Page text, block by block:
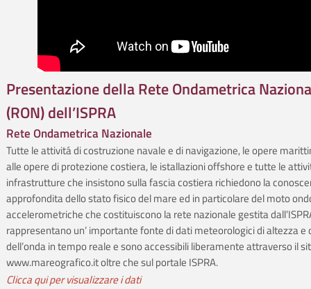
Presentazione della Rete Ondametrica
(RON) dell’ISPRA
Rete Ondametrica Nazionale
Tutte le attivitá di costruzione navale e di navigazione, le opere
alle opere di protezione costiera, le istallazioni offshore e tutte le
infrastrutture che insistono sulla fascia costiera richiedono la
approfondita dello stato fisico del mare ed in particolare del moto
accelerometriche che costituiscono la rete nazionale gestita
rappresentano un’ importante fonte di dati meteorologici di altezza e
dell’onda in tempo reale e sono accessibili liberamente attraverso il
www.mareografico.it oltre che sul portale ISPRA.
Clicca qui per visualizzare i dati